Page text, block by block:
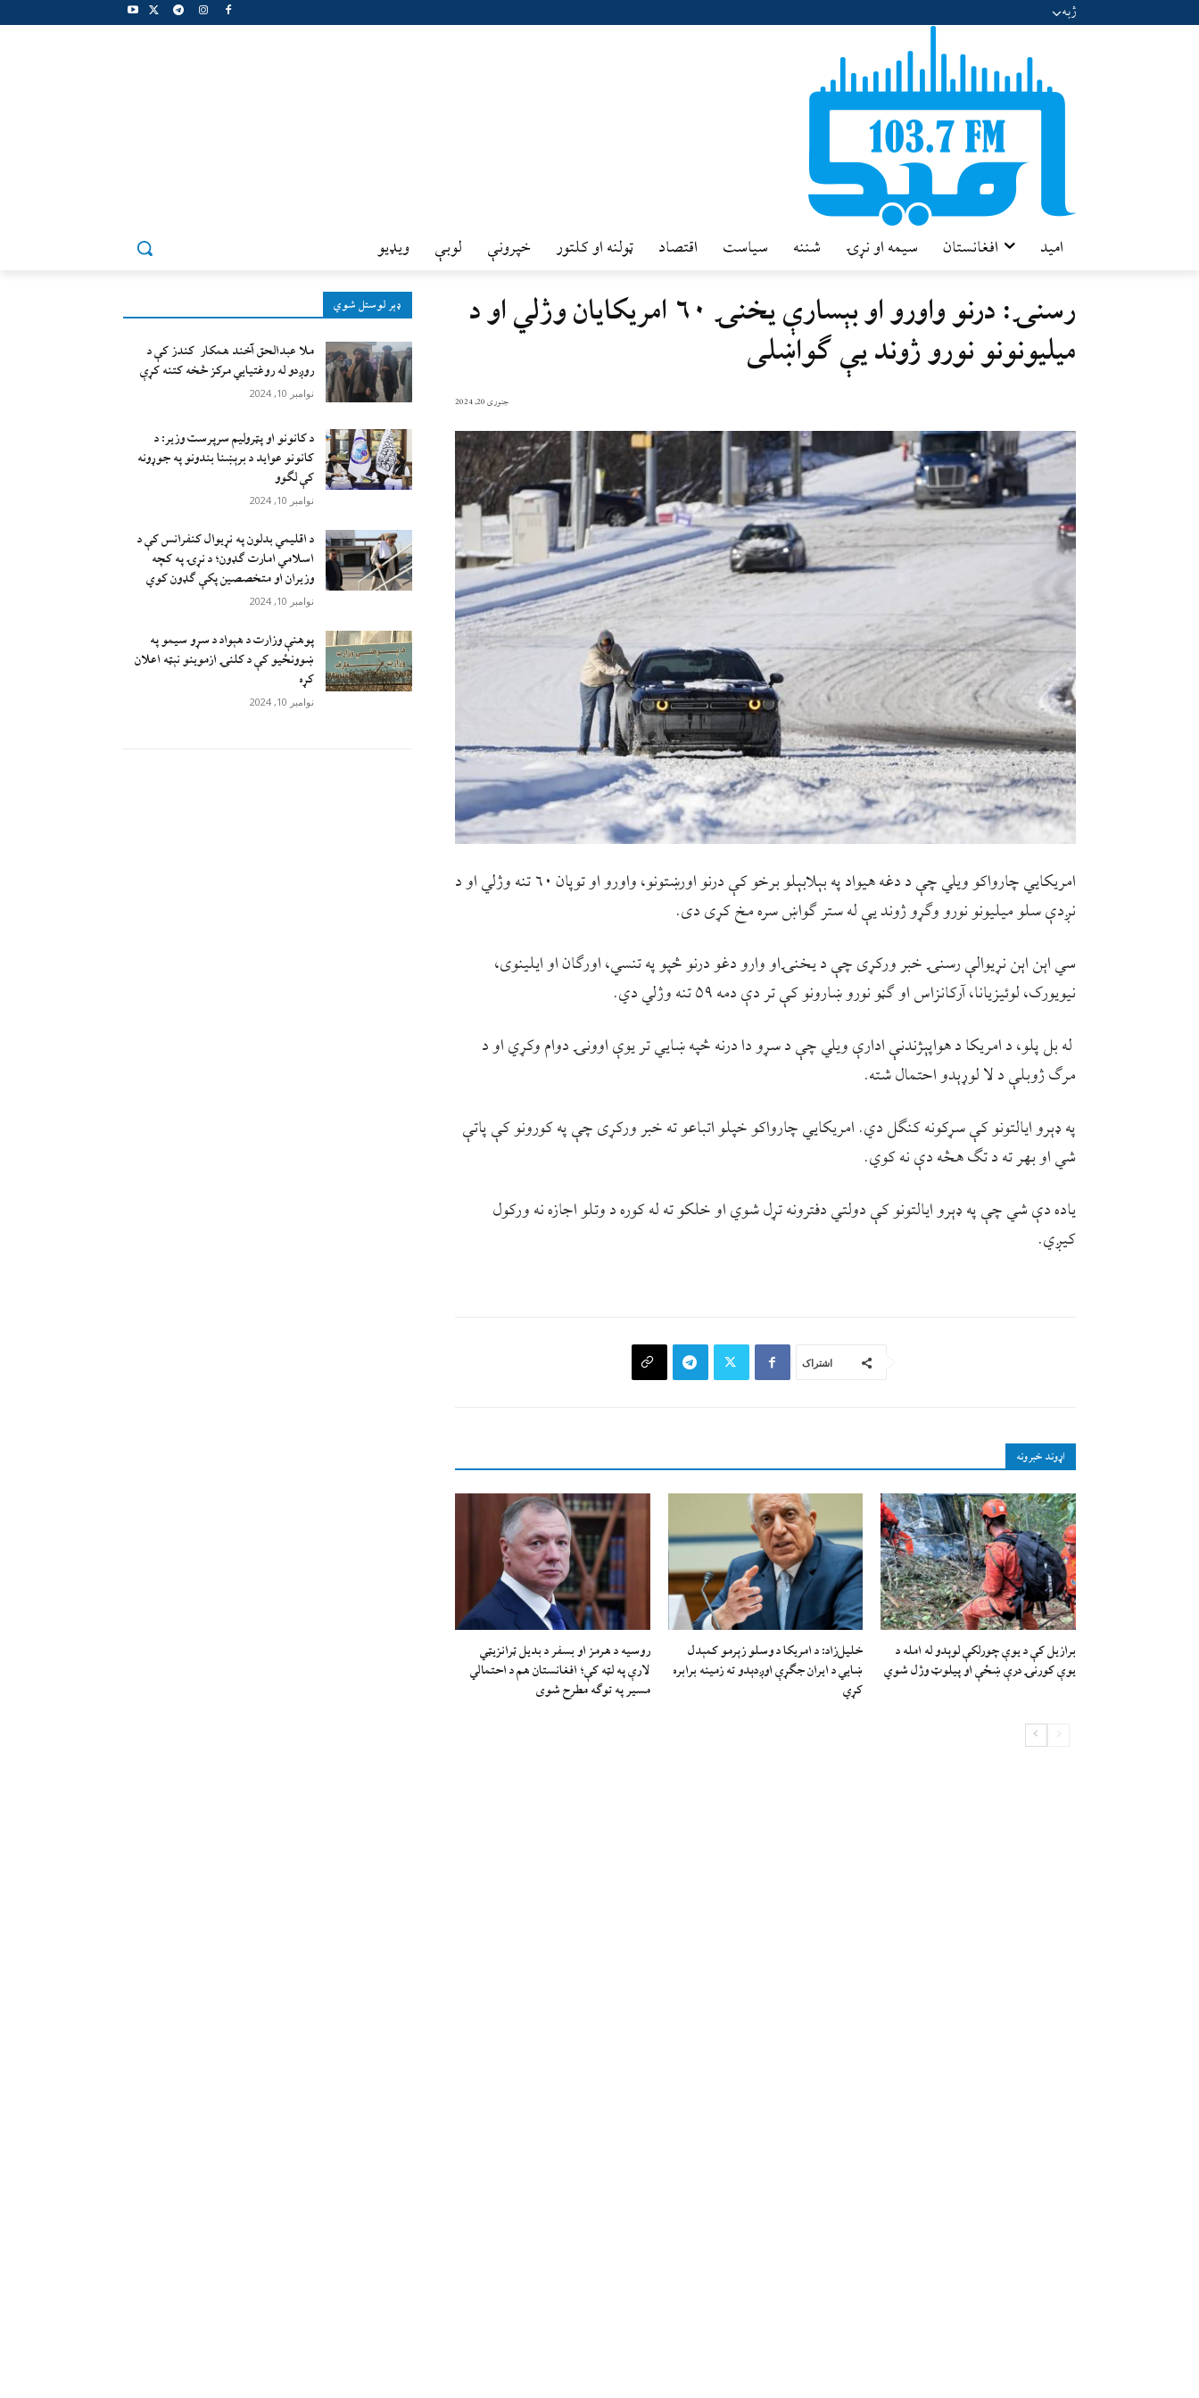
ژبه
امید افغانستان سیمه او نړۍ شننه سیاست اقتصاد ټولنه او کلتور خپرونې لوبې ويډيو
ډېر لوستل شوي
ملا عبدالحق آخند همکار کندز کې د
روږدو له روغتیایي مرکز څخه کتنه کړې
نوامبر 10, 2024
د کانونو او پټرولیم سرپرست وزیر: د
کانونو عواید د برېښنا بندونو په جوړونه
کې لګوو
نوامبر 10, 2024
د اقليمي بدلون په نړيوال کنفرانس کې د
اسلامي امارت ګډون؛ د نړۍ په کچه
وزيران او متخصصين پکې ګډون کوي
نوامبر 10, 2024
پوهنې وزارت د هېواد د سړو سيمو په
ښوونځيو کې د کلنۍ ازموينو نېټه اعلان
کړه
نوامبر 10, 2024
رسنۍ: درنو واورو او بېسارې یخنۍ ۶۰ امریکایان وژلي او د
میلیونونو نورو ژوند یې ګواښلی
جنوری 20, 2024
امریکایي چارواکو ویلي چې د دغه هیواد په بېلابېلو برخو کې درنو اورښتونو، واورو او توپان ۶۰ تنه وژلي او د
نږدې سلو میلیونو نورو وګړو ژوند یې له ستر ګواښ سره مخ کړی دی.
سي اېن اېن نړیوالې رسنۍ خبر ورکړی چې د یخنۍاو وارو دغو درنو څپو په تنسي، اورګان او ایلینوی،
نیویورک، لوئیزیانا، آرکانزاس او ګڼو نورو ښارونو کې تر دې دمه ۵۹ تنه وژلي دي.
له بل پلو، د امریکا د هواپېژندنې ادارې ویلي چې د سړو دا درنه څپه ښایي تر یوې اوونۍ دوام وکړي او د
مرګ ژوبلې د لا لوړېدو احتمال شته.
په ډېرو ایالتونو کې سړکونه کنګل دي. امریکایي چارواکو خپلو اتباعو ته خبر ورکړی چې په کورونو کې پاتې
شي او بهر ته د تګ هڅه دې نه کوي.
یاده دې شي چې په ډېرو ایالتونو کې دولتي دفترونه تړل شوي او خلکو ته له کوره د وتلو اجازه نه ورکول
کیږي.
اشتراک
اړوند خبرونه
برازیل کې د يوې چورلکې لوېدو له امله د
یوې کورنۍ درې ښځې او پیلوټ وژل شوي
خلیل‌زاد: د امریکا د وسلو زېرمو کمېدل
ښايي د ایران جګړې اوږدېدو ته زمینه برابره
کړي
روسیه د هرمز او بسفر د بدیل ټرانزیټي
لارې په لټه کې؛ افغانستان هم د احتمالي
مسیر په توګه مطرح شوی